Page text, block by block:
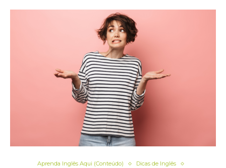
Aprenda Inglês Aqui (Conteúdo)
Dicas de Inglês